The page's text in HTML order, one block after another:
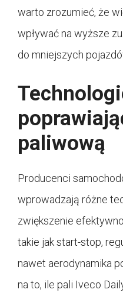
warto zrozumieć, że
wpływać na wyższe
do mniejszych
paliwową
Producenci
wprowadzają różne
zwiększenie
takie jak start-stop,
nawet aerodynamika
na to, ile pali Iveco